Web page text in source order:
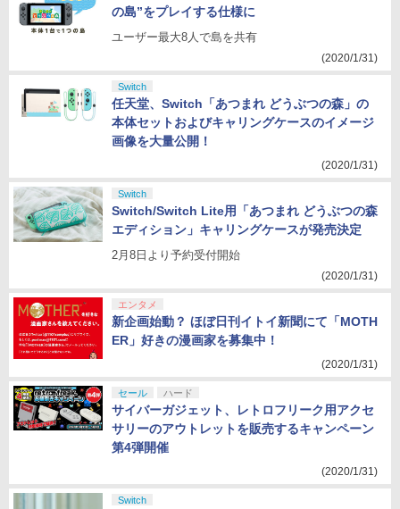
の島”をプレイする仕様に
ユーザー最大8人で島を共有
(2020/1/31)
Switch
任天堂、Switch「あつまれ どうぶつの森」の
本体セットおよびキャリングケースのイメージ
画像を大量公開！
(2020/1/31)
Switch
Switch/Switch Lite用「あつまれ どうぶつの森
エディション」キャリングケースが発売決定
2月8日より予約受付開始
(2020/1/31)
エンタメ
新企画始動？ ほぼ日刊イトイ新聞にて「MOTH
ER」好きの漫画家を募集中！
(2020/1/31)
セール ハード
サイバーガジェット、レトロフリーク用アクセ
サリーのアウトレットを販売するキャンペーン
第4弾開催
(2020/1/31)
Switch